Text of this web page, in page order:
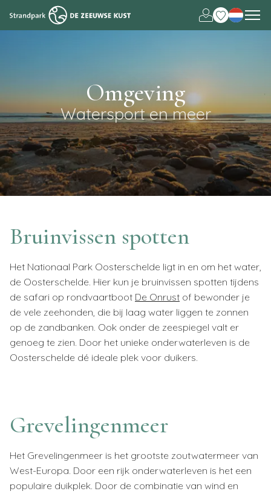
English
Omgeving
Watersport en meer
Bruinvissen spotten
Het Nationaal Park Oosterschelde ligt in en om het water,
de Oosterschelde. Hier kun je bruinvissen spotten tijdens
de safari op rondvaartboot De Onrust of bewonder je
de vele zeehonden, die bij laag water liggen te zonnen
op de zandbanken. Ook onder de zeespiegel valt er
genoeg te zien. Door het unieke onderwaterleven is de
Oosterschelde dé ideale plek voor duikers.
Grevelingenmeer
Het Grevelingenmeer is het grootste zoutwatermeer van
West-Europa. Door een rijk onderwaterleven is het een
populaire duikplek. Door de combinatie van wind en